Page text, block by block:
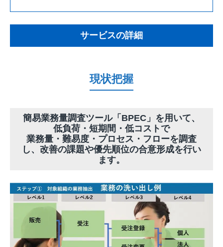
サービスの詳細
現状把握
簡易業務量調査ツール「BPEC」を用いて、
低負荷・短期間・低コストで
業務量・難易度・プロセス・フローを調査
し、改善の課題や優先順位の合意形成を行い
ます。